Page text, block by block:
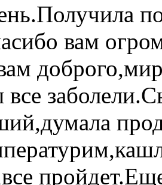
вам
все